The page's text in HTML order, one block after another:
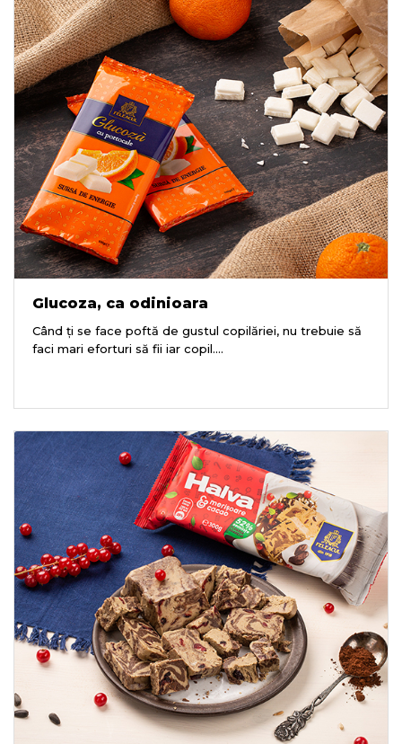
Glucoza, ca odinioara
Când ți se face poftă de gustul copilăriei, nu trebuie să
faci mari eforturi să fii iar copil....